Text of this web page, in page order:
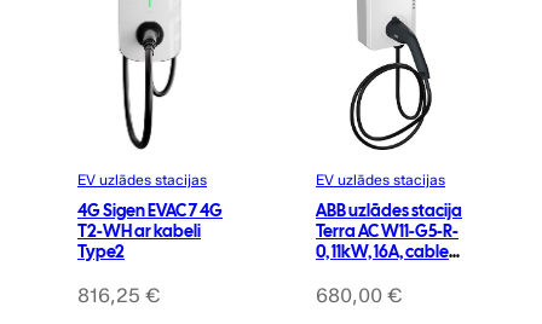
EV uzlādes stacijas
4G Sigen EVAC 7 4G
T2-WH ar kabeli
Type2
816,25 €
EV uzlādes stacijas
ABB uzlādes stacija
Terra AC W11-G5-R-
0, 11kW, 16A, cable
680,00 €